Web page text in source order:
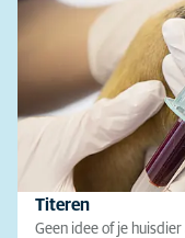
Titeren
Geen idee of je